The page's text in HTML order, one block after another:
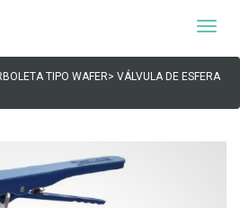
Toggle
TIPO WAFER> VÁLVULA DE ESFERA